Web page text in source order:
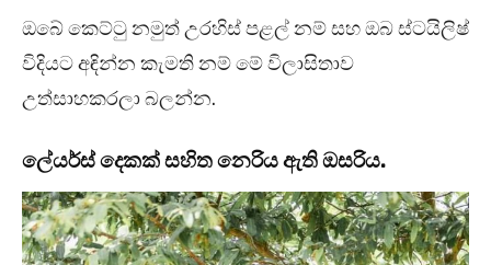
ඔබේ කෙට්ටු නමුත් උරහිස් පළල් නම් සහ ඔබ ස්ටයිලිෂ්
විදියට අඳින්න කැමති නම් මේ විලාසිතාව
උත්සාහකරලා බලන්න.
ලේයර්ස් දෙකක් සහිත නෙරිය ඇති ඔසරිය.